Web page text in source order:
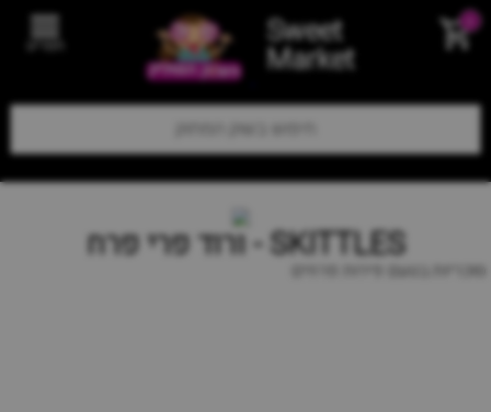
Sweet
Market תפריט
SKITTLES - ורוד פרי פרח
סוכריות בטעם פירות פרחים